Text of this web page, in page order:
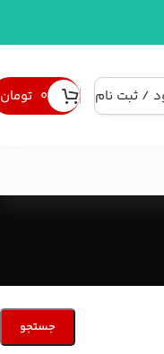
/ ثبت نام ۰ تومان
جستجو